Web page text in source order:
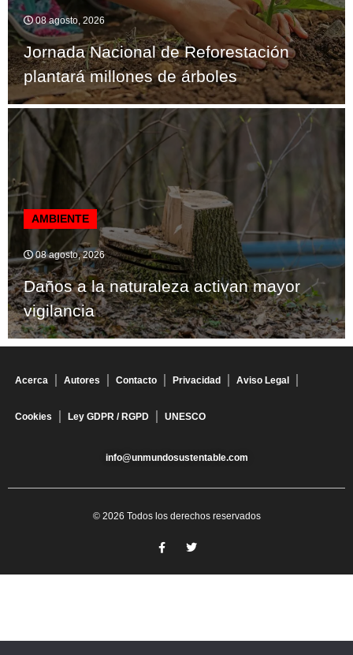
08 agosto, 2026
Jornada Nacional de Reforestación
plantará millones de árboles
AMBIENTE
08 agosto, 2026
Daños a la naturaleza activan mayor
vigilancia
Acerca Autores Contacto Privacidad Aviso Legal
Cookies Ley GDPR / RGPD UNESCO
info@unmundosustentable.com
© 2026 Todos los derechos reservados